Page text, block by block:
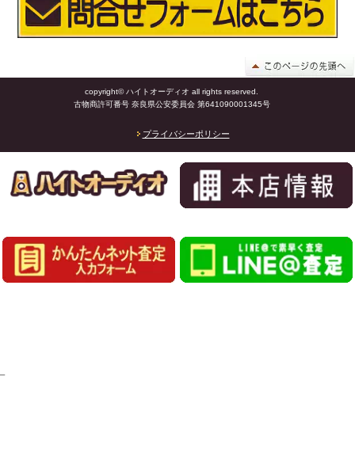
copyright© ハイトオーディオ all rights reserved.
古物商許可番号 奈良県公安委員会 第641090001345号
プライバシーポリシー